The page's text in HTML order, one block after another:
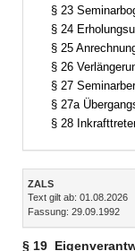
§ 23
§ 24
§ 25
§ 26 Verlängerung des
§ 27
§ 27a
§ 28
Inhalt
ZALS
Text gilt ab: 01.08.2026
Fassung: 29.09.1992
§ 19